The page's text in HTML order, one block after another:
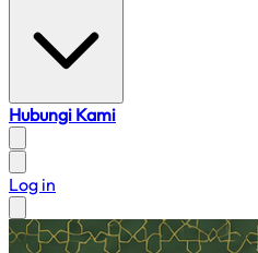
Hubungi Kami
Log in